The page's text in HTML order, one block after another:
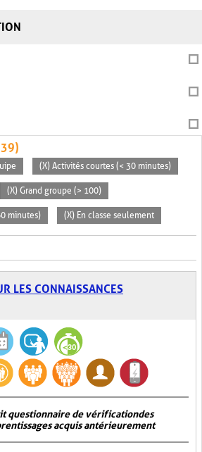
(X) Activités courtes (< 30 minutes)
(X) Grand groupe (> 100)
minutes) (X) En classe seulement
LES CONNAISSANCES
questionnaire de vérification des
acquis antérieurement